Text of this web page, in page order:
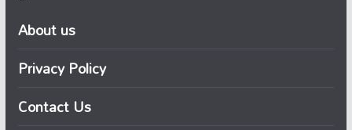
About us
Privacy Policy
Contact Us